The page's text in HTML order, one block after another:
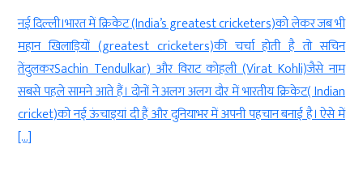
नई दिल्ली।भारत में क्रिकेट (India’s greatest cricketers)को लेकर जब भी
महान खिलाड़ियों (greatest cricketers)की चर्चा होती है तो सचिन
तेंदुलकरSachin Tendulkar) और विराट कोहली (Virat Kohli)जैसे नाम
सबसे पहले सामने आते हैं। दोनों ने अलग अलग दौर में भारतीय क्रिकेट( Indian
cricket)को नई ऊंचाइयां दी हैं और दुनियाभर में अपनी पहचान बनाई है। ऐसे में
[…]